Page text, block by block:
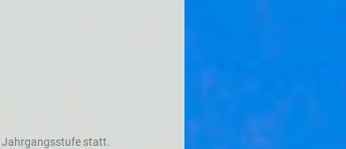
Jahrgangsstufe statt.